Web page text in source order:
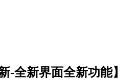
-全新界面全新功能】